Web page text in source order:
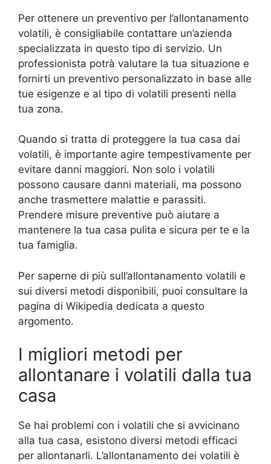
Per ottenere un preventivo per l’allontanamento
volatili, è consigliabile contattare un’azienda
specializzata in questo tipo di servizio. Un
professionista potrà valutare la tua situazione e
fornirti un preventivo personalizzato in base alle
tue esigenze e al tipo di volatili presenti nella
tua zona.
Quando si tratta di proteggere la tua casa dai
volatili, è importante agire tempestivamente per
evitare danni maggiori. Non solo i volatili
possono causare danni materiali, ma possono
anche trasmettere malattie e parassiti.
Prendere misure preventive può aiutare a
mantenere la tua casa pulita e sicura per te e la
tua famiglia.
Per saperne di più sull’allontanamento volatili e
sui diversi metodi disponibili, puoi consultare la
pagina di Wikipedia dedicata a questo
argomento.
I migliori metodi per
allontanare i volatili dalla tua
casa
Se hai problemi con i volatili che si avvicinano
alla tua casa, esistono diversi metodi efficaci
per allontanarli. L’allontanamento dei volatili è